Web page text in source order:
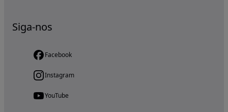
Siga-nos
Facebook
Instagram
YouTube